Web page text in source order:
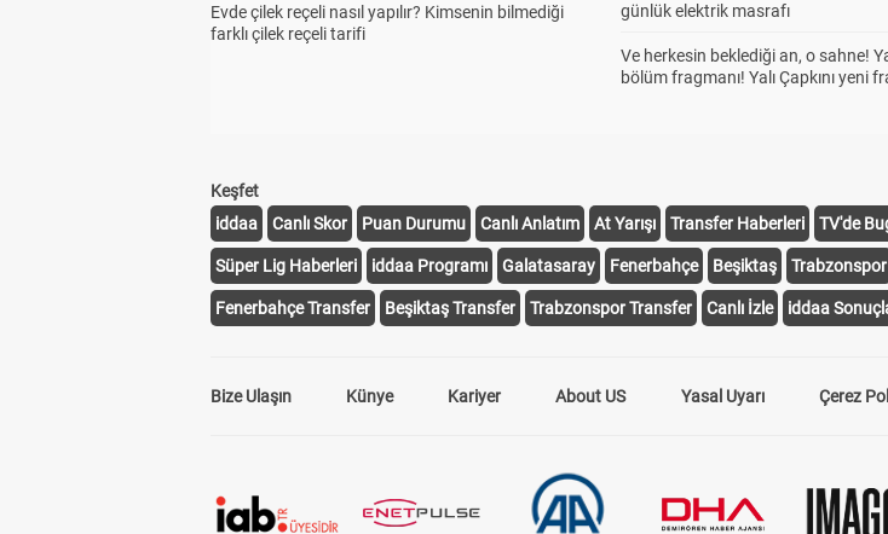
Evde çilek reçeli nasıl yapılır? Kimsenin bilmediği
farklı çilek reçeli tarifi
günlük elektrik masrafı
Ve herkesin beklediği an, o sahne!
bölüm fragmanı! Yalı Çapkını yeni
Keşfet
iddaa
Canlı Skor Puan Durumu Canlı Anlatım At Yarışı Transfer Haberleri TV'de
Süper Lig Haberleri iddaa Programı Galatasaray Fenerbahçe Beşiktaş Trabzonspor
Fenerbahçe Transfer Beşiktaş Transfer Trabzonspor Transfer Canlı İzle iddaa
Bize Ulaşın Künye Kariyer About US Yasal Uyarı Çerez